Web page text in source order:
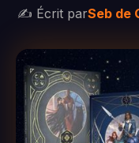
✍️ Écrit parSeb de